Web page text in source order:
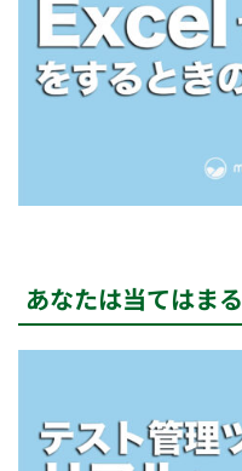
あなたは当てはま